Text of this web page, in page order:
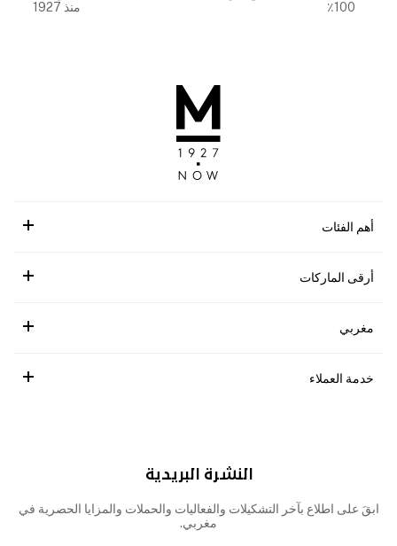
100٪
منذ 1927
أهم الفئات
أرقى الماركات
مغربي
خدمة العملاء
النشرة البريدية
ابقَ على اطلاع بآخر التشكيلات والفعاليات والحملات والمزايا الحصرية في
مغربي.